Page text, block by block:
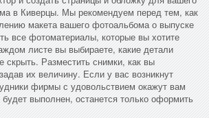
в Киверцы. Мы рекомендуем перед тем, как
макета вашего фотоальбома о выпуске
все фотоматериалы, которые вы хотите
листе вы выбираете, какие детали
скрыть. Разместить снимки, как вы
их величину. Если у вас возникнут
фирмы с удовольствием окажут вам
выполнен, останется только оформить